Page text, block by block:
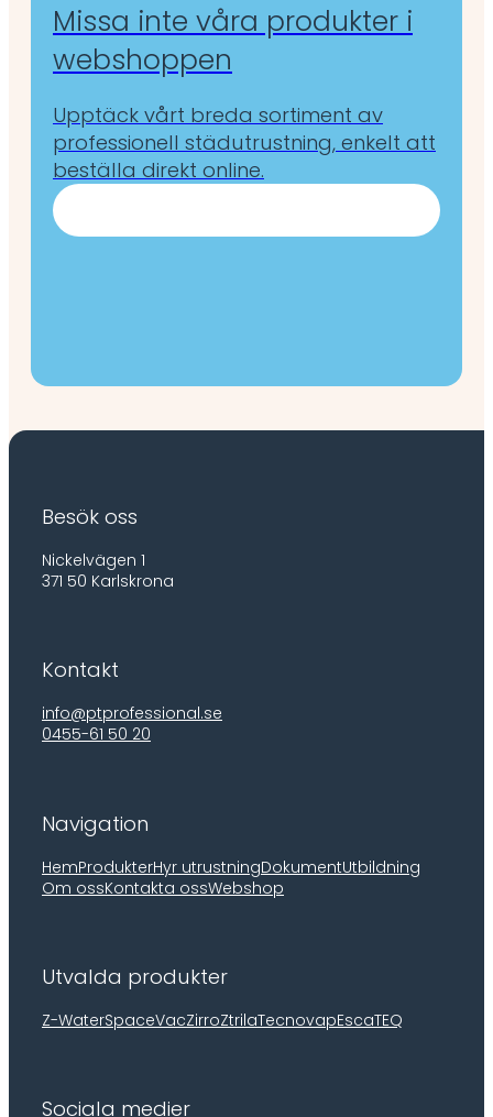
Missa inte våra produkter i
webshoppen
Upptäck vårt breda sortiment av
professionell städutrustning, enkelt att
beställa direkt online.
Besök oss
Nickelvägen 1
371 50 Karlskrona
Kontakt
info@ptprofessional.se
0455-61 50 20
Navigation
HemProdukterHyr utrustningDokumentUtbildning
Om ossKontakta ossWebshop
Utvalda produkter
Z-WaterSpaceVacZirroZtrilaTecnovapEscaTEQ
Sociala medier